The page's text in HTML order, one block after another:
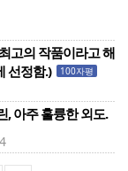
고의 작품이라고 해
선정함.)
100자평
, 아주 훌륭한 외도.